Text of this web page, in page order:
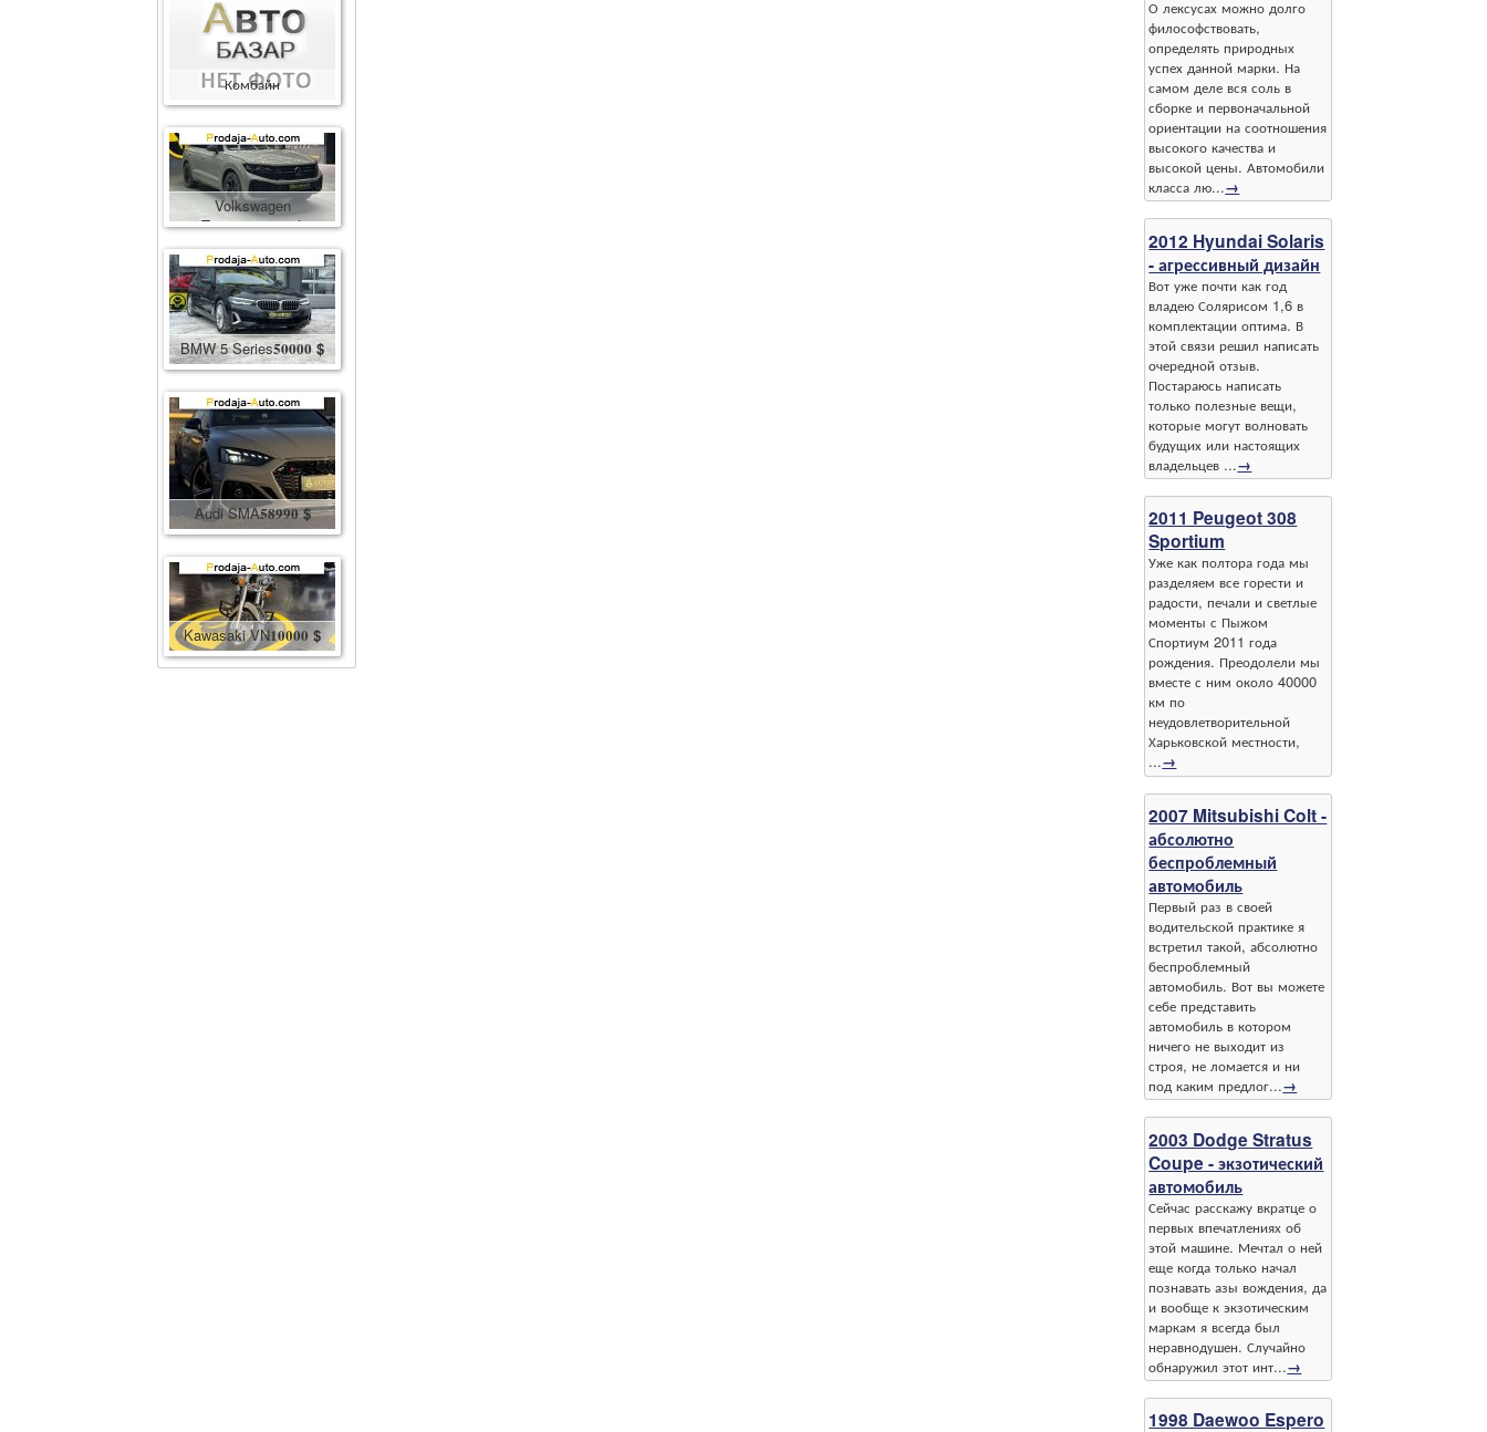
Комбайн
Комбайн400000 грн.
Volkswagen
Touareg86600 $
BMW 5 Series50000 $
Audi SMA58990 $
Kawasaki VN10000 $
О лексусах можно долго
философствовать,
определять природных
успех данной марки. На
самом деле вся соль в
сборке и первоначальной
ориентации на соотношения
высокого качества и
высокой цены. Автомобили
класса лю...→
2012 Hyundai Solaris
- агрессивный дизайн
Вот уже почти как год
владею Солярисом 1,6 в
комплектации оптима. В
этой связи решил написать
очередной отзыв.
Постараюсь написать
только полезные вещи,
которые могут волновать
будущих или настоящих
владельцев ...→
2011 Peugeot 308
Sportium
Уже как полтора года мы
разделяем все горести и
радости, печали и светлые
моменты с Пыжом
Спортиум 2011 года
рождения. Преодолели мы
вместе с ним около 40000
км по
неудовлетворительной
Харьковской местности,
...→
2007 Mitsubishi Colt -
абсолютно
беспроблемный
автомобиль
Первый раз в своей
водительской практике я
встретил такой, абсолютно
беспроблемный
автомобиль. Вот вы можете
себе представить
автомобиль в котором
ничего не выходит из
строя, не ломается и ни
под каким предлог...→
2003 Dodge Stratus
Coupe - экзотический
автомобиль
Сейчас расскажу вкратце о
первых впечатлениях об
этой машине. Мечтал о ней
еще когда только начал
познавать азы вождения, да
и вообще к экзотическим
маркам я всегда был
неравнодушен. Случайно
обнаружил этот инт...→
1998 Daewoo Espero